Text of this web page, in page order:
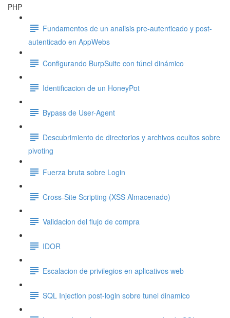
PHP
Fundamentos de un analisis pre-autenticado y post-
autenticado en AppWebs
Configurando BurpSuite con túnel dinámico
Identificacion de un HoneyPot
Bypass de User-Agent
Descubrimiento de directorios y archivos ocultos sobre
pivoting
Fuerza bruta sobre Login
Cross-Site Scripting (XSS Almacenado)
Validacion del flujo de compra
IDOR
Escalacion de privilegios en aplicativos web
SQL Injection post-login sobre tunel dinamico